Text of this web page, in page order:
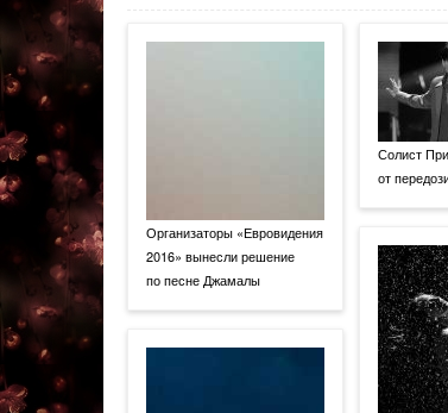
Организаторы «Евровидения
2016» вынесли решение
по песне Джамалы
Солист
от